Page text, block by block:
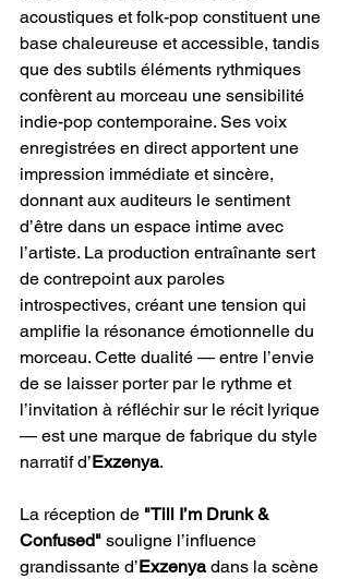
acoustiques et folk-pop constituent une
base chaleureuse et accessible, tandis
que des subtils éléments rythmiques
confèrent au morceau une sensibilité
indie-pop contemporaine. Ses voix
enregistrées en direct apportent une
impression immédiate et sincère,
donnant aux auditeurs le sentiment
d’être dans un espace intime avec
l’artiste. La production entraînante sert
de contrepoint aux paroles
introspectives, créant une tension qui
amplifie la résonance émotionnelle du
morceau. Cette dualité — entre l’envie
de se laisser porter par le rythme et
l’invitation à réfléchir sur le récit lyrique
— est une marque de fabrique du style
narratif d’Exzenya.
La réception de "Till I’m Drunk &
Confused" souligne l’influence
grandissante d’Exzenya dans la scène